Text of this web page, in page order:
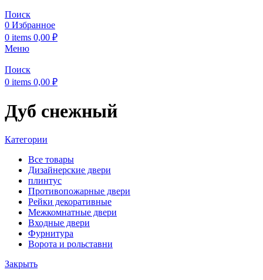
Поиск
0 Избранное
0 items 0,00 ₽
Меню
Поиск
0 items 0,00 ₽
Дуб снежный
Категории
Все товары
Дизайнерские двери
плинтус
Противопожарные двери
Рейки декоративные
Межкомнатные двери
Входные двери
Фурнитура
Ворота и рольставни
Закрыть